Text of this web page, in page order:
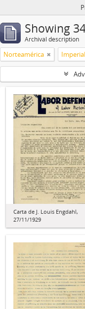
Showing
Archival description
Norteamérica
Carta de J. Louis Engdahl,
27/11/1929